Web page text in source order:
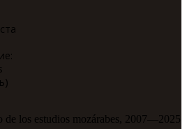
los estudios mozárabes, 2007—2025